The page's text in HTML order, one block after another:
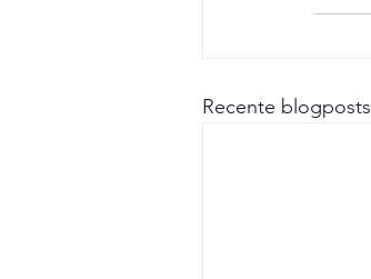
Recente blogposts